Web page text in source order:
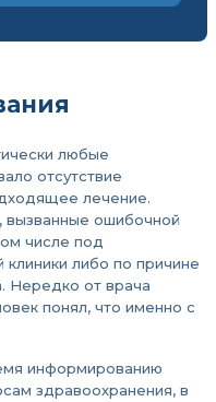
любые
отсутствие
лечение.
вызванные ошибочной
числе под
клиники либо по причине
Нередко от врача
понял, что именно с
информированию
здравоохранения, в